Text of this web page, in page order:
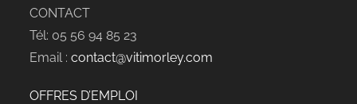
CONTACT
Tél: 05 56 94 85 23
Email :contact@vitimorley.com
OFFRES D’EMPLOI